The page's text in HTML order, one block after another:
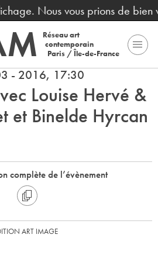
Nous vous prions de bien
Réseau art
contemporain
Paris / Île-de-France
- 2016, 17:30
Louise Hervé &
et Binelde Hyrcan
complète de l’évènement
ART IMAGE